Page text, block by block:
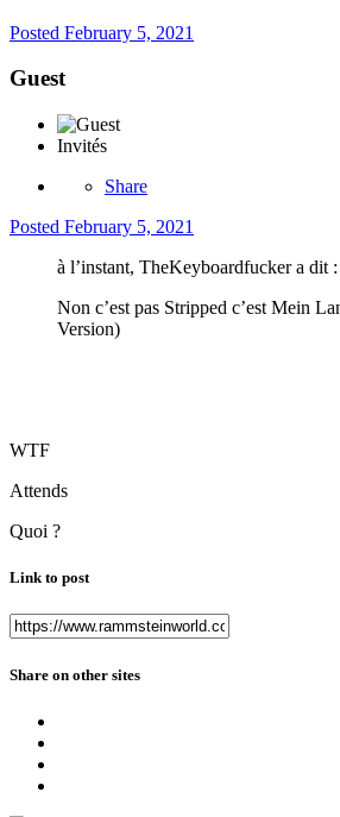
Posted February 5, 2021
Guest
Invités
Share
Posted February 5, 2021
à l’instant, TheKeyboardfucker a dit :
Non c’est pas Stripped c’est Mein
Version)
WTF
Attends
Quoi ?
Link to post
Share on other sites